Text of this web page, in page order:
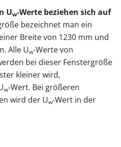
Uw-Werte beziehen sich auf
bezeichnet man ein
Breite von 1230 mm und
Alle Uw-Werte von
bei dieser Fenstergröße
kleiner wird,
w-Wert. Bei größeren
wird der Uw-Wert in der